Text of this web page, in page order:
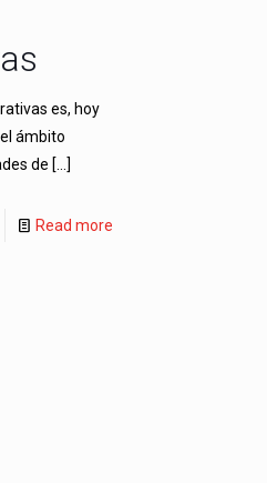
es, hoy
ámbito
de […]
Read more